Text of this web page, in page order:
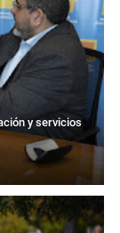
y servicios